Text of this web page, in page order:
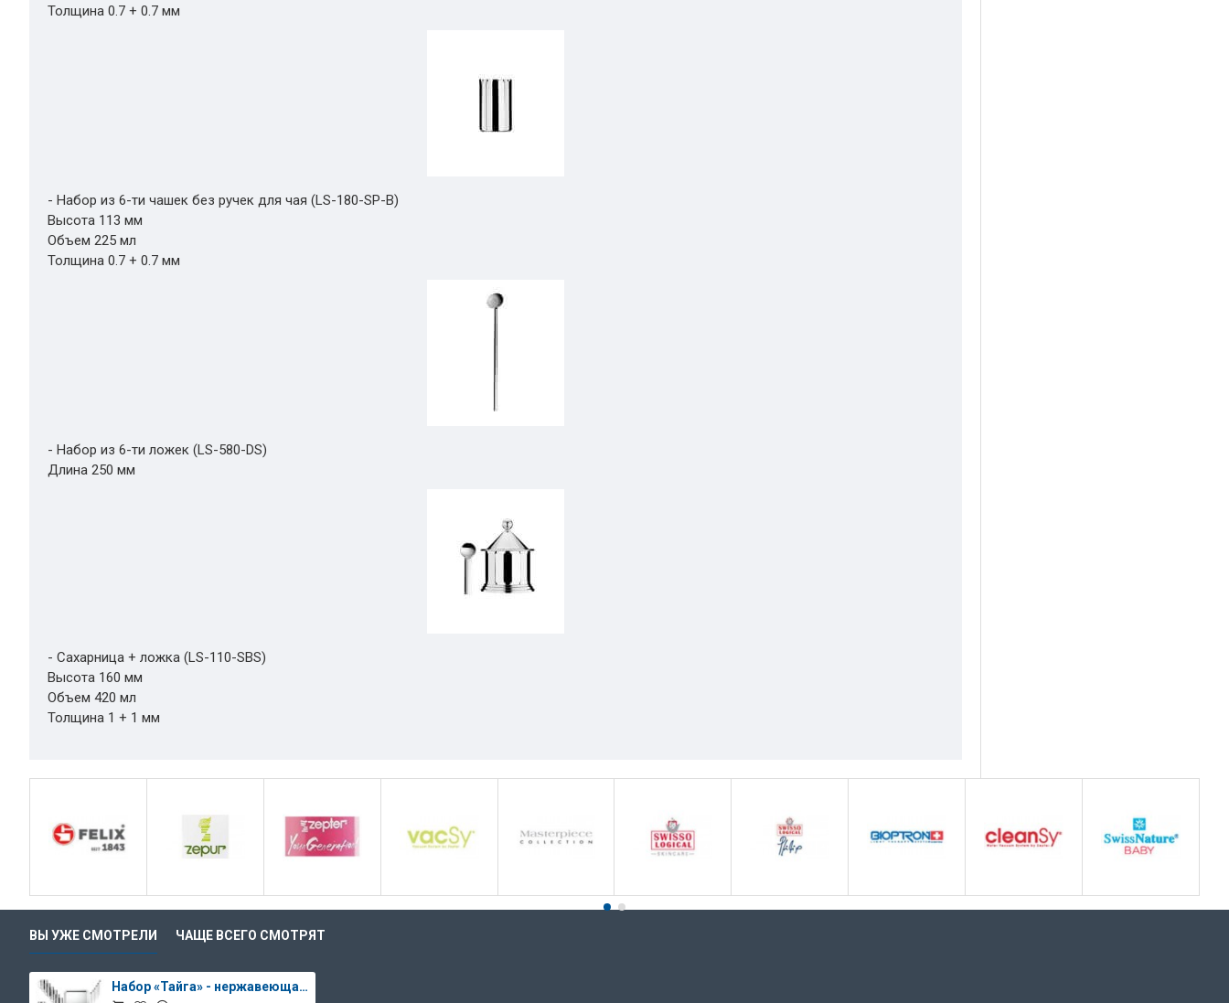
Толщина 0.7 + 0.7 мм
- Набор из 6-ти чашек без ручек для чая (LS-180-SP-B)
Высота 113 мм
Объем 225 мл
Толщина 0.7 + 0.7 мм
- Набор из 6-ти ложек (LS-580-DS)
Длина 250 мм
- Сахарница + ложка (LS-110-SBS)
Высота 160 мм
Объем 420 мл
Толщина 1 + 1 мм
ВЫ УЖЕ СМОТРЕЛИ ЧАЩЕ ВСЕГО СМОТРЯТ
Набор «Тайга» - нержавеющая сталь